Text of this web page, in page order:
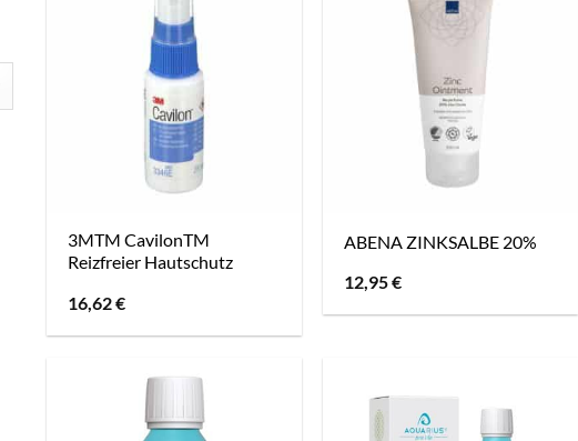
3MTM CavilonTM
Reizfreier Hautschutz
16,62€
ABENA ZINKSALBE 20%
12,95€